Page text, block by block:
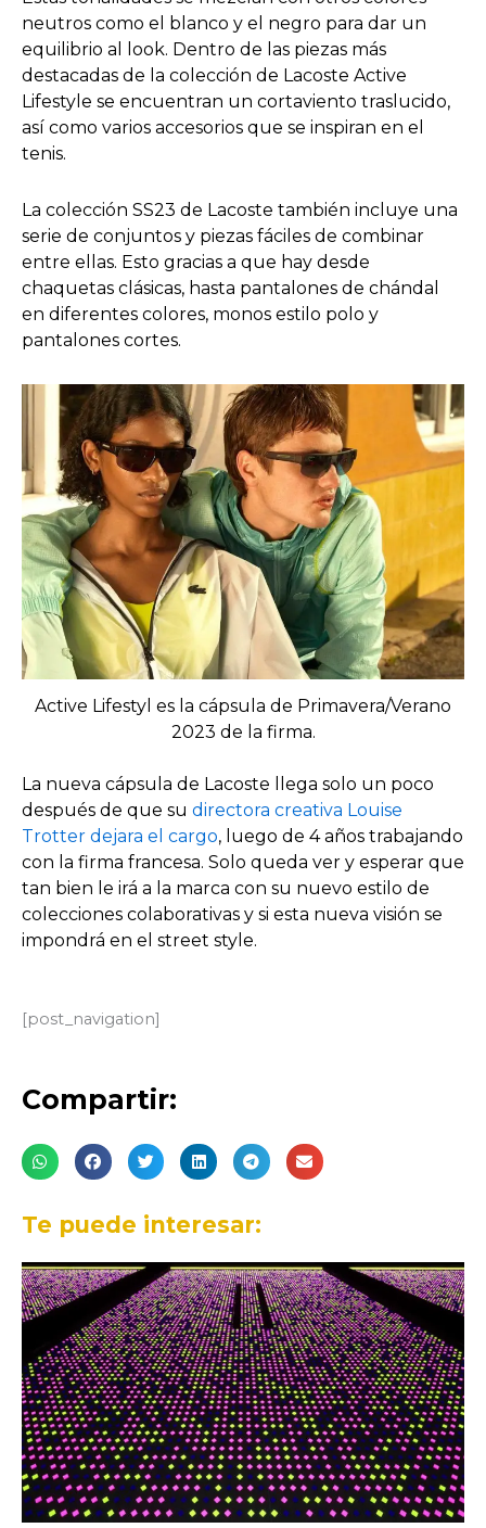
neutros como el blanco y el negro para dar un
equilibrio al look. Dentro de las piezas más
destacadas de la colección de Lacoste Active
Lifestyle se encuentran un cortaviento traslucido,
así como varios accesorios que se inspiran en el
tenis.
La colección SS23 de Lacoste también incluye una
serie de conjuntos y piezas fáciles de combinar
entre ellas. Esto gracias a que hay desde
chaquetas clásicas, hasta pantalones de chándal
en diferentes colores, monos estilo polo y
pantalones cortes.
Active Lifestyl es la cápsula de Primavera/Verano
2023 de la firma.
La nueva cápsula de Lacoste llega solo un poco
después de que su directora creativa Louise
Trotter dejara el cargo, luego de 4 años trabajando
con la firma francesa. Solo queda ver y esperar que
tan bien le irá a la marca con su nuevo estilo de
colecciones colaborativas y si esta nueva visión se
impondrá en el street style.
[post_navigation]
Compartir:
Te puede interesar: